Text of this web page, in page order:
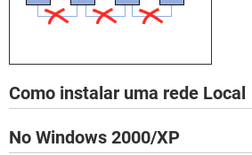
Como instalar uma rede Local
No Windows 2000/XP